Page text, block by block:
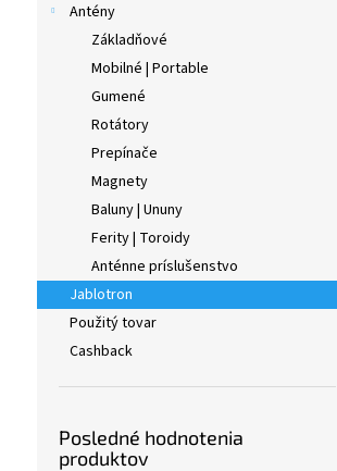
Antény
Základňové
Mobilné | Portable
Gumené
Rotátory
Prepínače
Magnety
Baluny | Ununy
Ferity | Toroidy
Anténne príslušenstvo
Jablotron
Použitý tovar
Cashback
Posledné hodnotenia
produktov